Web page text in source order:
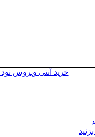
خرید آنتی ویروس نود 32